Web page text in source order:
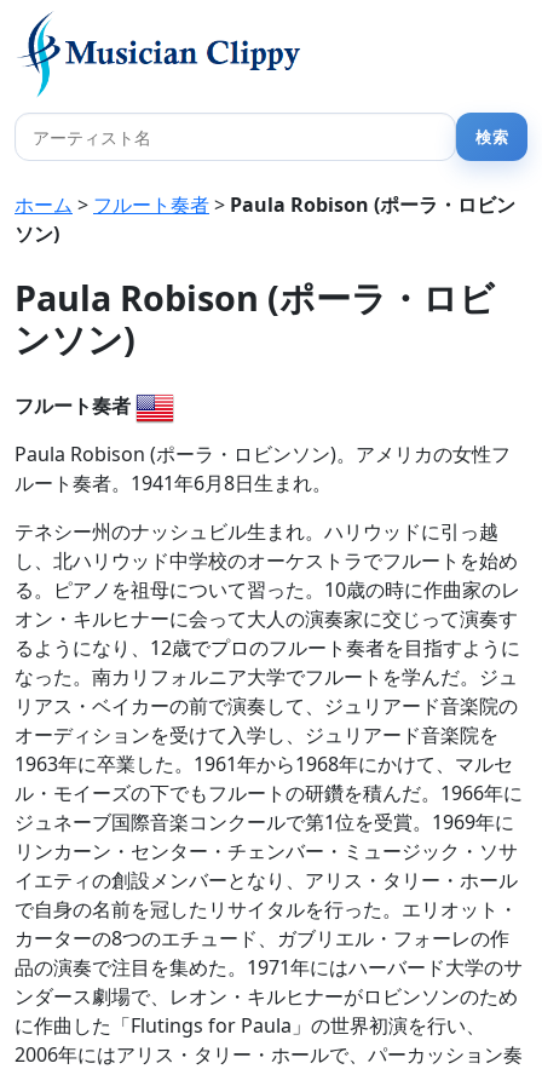
ホーム > フルート奏者> Paula Robison (ポーラ・ロビン
ソン)
Paula Robison (ポーラ・ロビ
ンソン)
フルート奏者
Paula Robison (ポーラ・ロビンソン)。アメリカの女性フ
ルート奏者。1941年6月8日生まれ。
テネシー州のナッシュビル生まれ。ハリウッドに引っ越
し、北ハリウッド中学校のオーケストラでフルートを始め
る。ピアノを祖母について習った。10歳の時に作曲家のレ
オン・キルヒナーに会って大人の演奏家に交じって演奏す
るようになり、12歳でプロのフルート奏者を目指すように
なった。南カリフォルニア大学でフルートを学んだ。ジュ
リアス・ベイカーの前で演奏して、ジュリアード音楽院の
オーディションを受けて入学し、ジュリアード音楽院を
1963年に卒業した。1961年から1968年にかけて、マルセ
ル・モイーズの下でもフルートの研鑽を積んだ。1966年に
ジュネーブ国際音楽コンクールで第1位を受賞。1969年に
リンカーン・センター・チェンバー・ミュージック・ソサ
イエティの創設メンバーとなり、アリス・タリー・ホール
で自身の名前を冠したリサイタルを行った。エリオット・
カーターの8つのエチュード、ガブリエル・フォーレの作
品の演奏で注目を集めた。1971年にはハーバード大学のサ
ンダース劇場で、レオン・キルヒナーがロビンソンのため
に作曲した「Flutings for Paula」の世界初演を行い、
2006年にはアリス・タリー・ホールで、パーカッション奏